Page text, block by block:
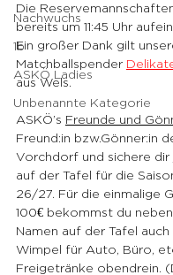
Nachwuchs
1b
ASKÖ Ladies
Unbenannte Kategorie
Die
bereits um 11:45 Uhr
Ein großer Dank gilt
Matchballspender
aus Wels.
ASKÖ’s Freunde und
Freund:in bzw.Gönner:in
Vorchdorf und sichere
auf der Tafel für die
26/27. Für die einmalige
100€ bekommst du
Namen auf der Tafel
Wimpel für Auto, Büro,
Freigetränke obendrein.